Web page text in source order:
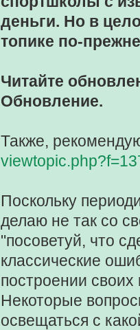
деньги. Но в
топике по-
Читайте
Обновление.
Также,
Поскольку
делаю не так со
"посоветуй, что
классические
построении
Некоторые
освещаться с